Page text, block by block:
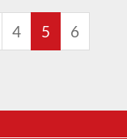
4 5 6